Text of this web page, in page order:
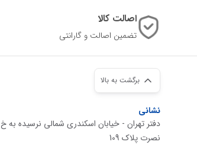
اصالت کالا
تضمین اصالت و گارانتی
برگشت به بالا
نشانی
دفتر تهران - خیابان اسکندری شمالی نرسیده به خ
نصرت پلاک 109